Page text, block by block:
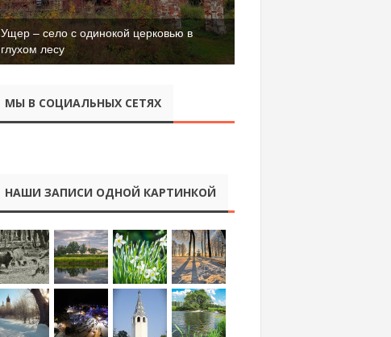
Ущер – село с одинокой церковью в
глухом лесу
МЫ В СОЦИАЛЬНЫХ СЕТЯХ
НАШИ ЗАПИСИ ОДНОЙ КАРТИНКОЙ